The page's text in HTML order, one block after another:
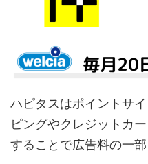
ハピタスはポイントサ
ピングやクレジットカ
することで広告料の一